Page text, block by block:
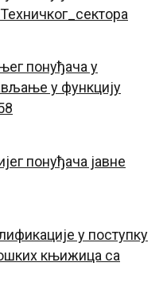
понуђача у
у функцију
понуђача јавне
у поступку
књижица са